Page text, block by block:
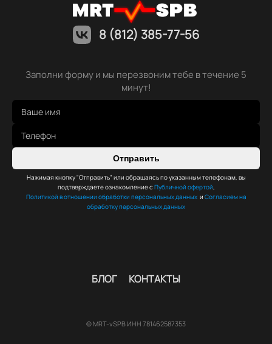
8 (812) 385-77-56
Заполни форму и мы перезвоним тебе в течение 5
минут!
Отправить
Нажимая кнопку "Отправить" или обращаясь по указанным телефонам, вы
подтверждаете ознакомление с Публичной офертой
Политикой в отношении обработки персональных данных и Согласием на
обработку персональных данных
БЛОГ КОНТАКТЫ
© MRT-vSPB ИНН 781462587353